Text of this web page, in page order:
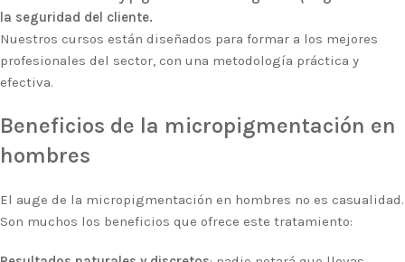
la seguridad del cliente.
Nuestros cursos están diseñados para formar a los mejores
profesionales del sector, con una metodología práctica y
efectiva.
Beneficios de la micropigmentación en
hombres
El auge de la micropigmentación en hombres no es casualidad.
Son muchos los beneficios que ofrece este tratamiento: